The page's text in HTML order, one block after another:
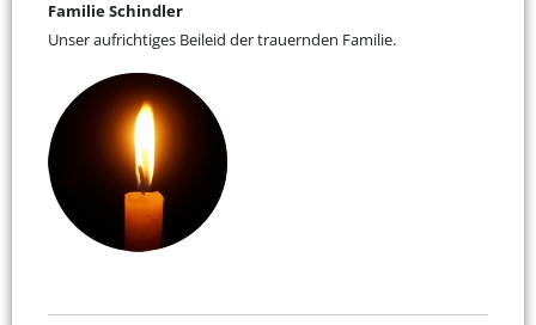
Familie Schindler
Unser aufrichtiges Beileid der trauernden Familie.